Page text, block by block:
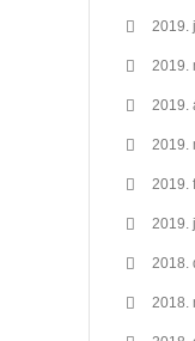
2019.
2019.
2019.
2019.
2019.
2019.
2018.
2018.